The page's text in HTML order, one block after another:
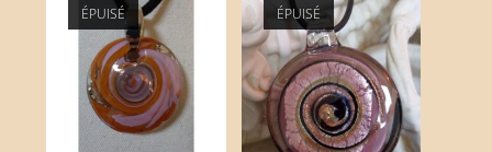
ÉPUISÉ ÉPUISÉ